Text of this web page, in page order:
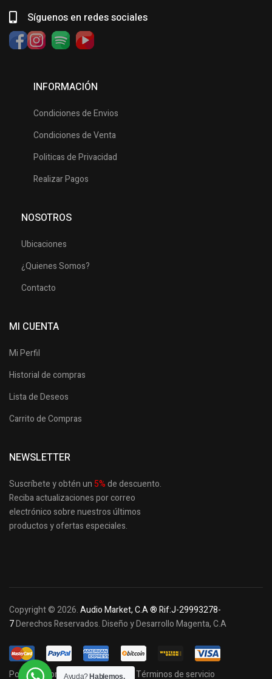
Síguenos en redes sociales
INFORMACIÓN
Condiciones de Envios
Condiciones de Venta
Politicas de Privacidad
Realizar Pagos
NOSOTROS
Ubicaciones
¿Quienes Somos?
Contacto
MI CUENTA
Mi Perfil
Historial de compras
Lista de Deseos
Carrito de Compras
NEWSLETTER
Suscríbete y obtén un 5%de descuento.
Reciba actualizaciones por correo
electrónico sobre nuestros últimos
productosy ofertas especiales.
Copyright © 2026.Audio Market, C.A ® Rif:J-29993278-
7Derechos Reservados. Diseño y Desarrollo Magenta, C.A
Política de privacidad y cookies Términos de servicio
Ayuda? Hablemos.